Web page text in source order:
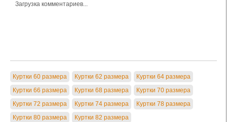
Загрузка комментариев...
Куртки 60 размера Куртки 62 размера
Куртки 64 размера
Куртки 66 размера
Куртки 68 размера
Куртки 70 размера
Куртки 72 размера
Куртки 74 размера
Куртки 78 размера
Куртки 80 размера
Куртки 82 размера